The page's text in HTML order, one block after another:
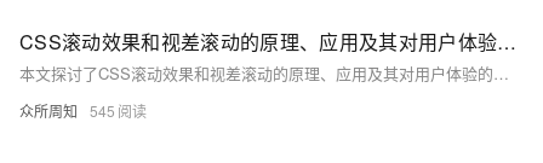
CSS滚动效果和视差滚动的原理、应用及其对用户体验的影响。从平滑滚动到元素跟随，再到滚动触发动画
本文探讨了CSS滚动效果和视差滚动的原理、应用及其对用户体验的影响。从平滑滚动到元素跟随，再到滚动触发动画，这些效果增强了页面的吸引力和互动性。视差滚动通过不同层次元素的差异化移动，增加了页面的深度感和沉浸感。文章还讨论了实现方法、性能优化及案例分析，旨在为设计师和开发者提供实用指导。
众所周知 545